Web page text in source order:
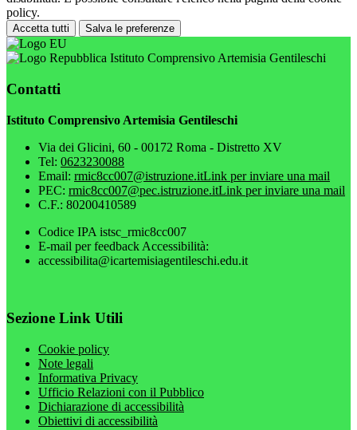
policy.
Accetta tutti Salva le preferenze
Istituto Comprensivo Artemisia Gentileschi
Contatti
Istituto Comprensivo Artemisia Gentileschi
Via dei Glicini, 60 - 00172 Roma - Distretto XV
Tel: 0623230088
Email: rmic8cc007@istruzione.itLink per inviare una mail
PEC: rmic8cc007@pec.istruzione.itLink per inviare una mail
C.F.: 80200410589
Codice IPA istsc_rmic8cc007
E-mail per feedback Accessibilità:
accessibilita@icartemisiagentileschi.edu.it
Sezione Link Utili
Cookie policy
Note legali
Informativa Privacy
Ufficio Relazioni con il Pubblico
Dichiarazione di accessibilità
Obiettivi di accessibilità